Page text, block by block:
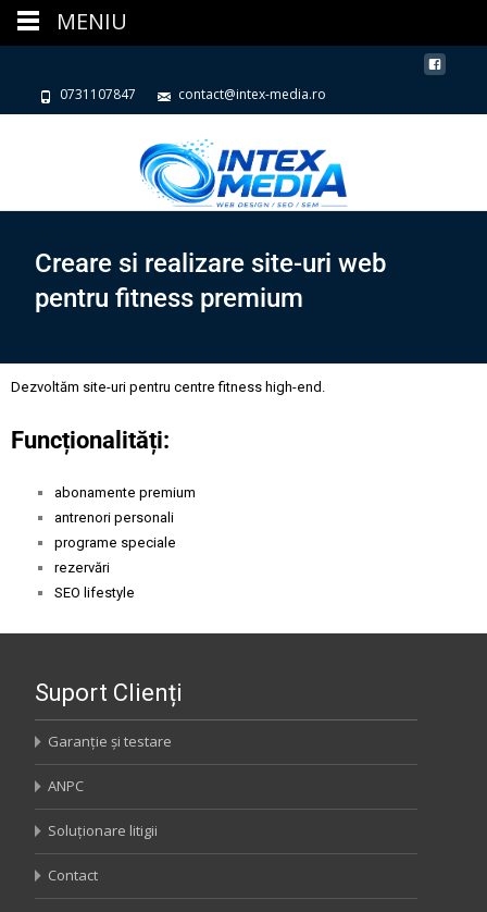
0731107847 contact@intex-media.ro
Creare si realizare site-uri web
pentru fitness premium
Dezvoltăm site-uri pentru centre fitness high-end.
Funcționalități:
abonamente premium
antrenori personali
programe speciale
rezervări
SEO lifestyle
Suport Clienți
Garanție și testare
ANPC
Soluționare litigii
Contact
MENIU